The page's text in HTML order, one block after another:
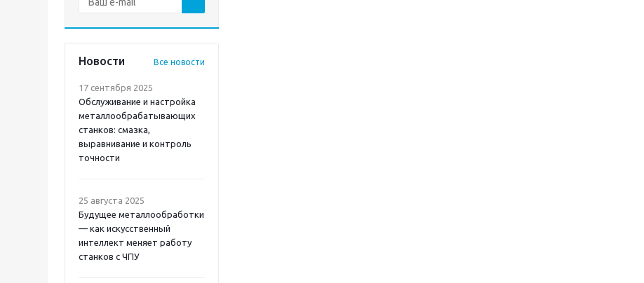
Новости Все новости
17 сентября 2025
Обслуживание и настройка
металлообрабатывающих
станков: смазка,
выравнивание и контроль
точности
25 августа 2025
Будущее металлообработки
— как искусственный
интеллект меняет работу
станков с ЧПУ